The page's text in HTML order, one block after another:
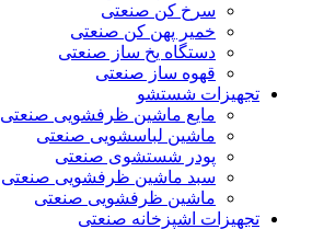
سرخ کن صنعتی
خمیر پهن کن صنعتی
دستگاه یخ ساز صنعتی
قهوه ساز صنعتی
تجهیزات شستشو
مایع ماشین ظرفشویی صنعتی
ماشین لباسشویی صنعتی
پودر شستشوی صنعتی
سبد ماشین ظرفشویی صنعتی
ماشین ظرفشویی صنعتی
تجهیزات اشپزخانه صنعتی